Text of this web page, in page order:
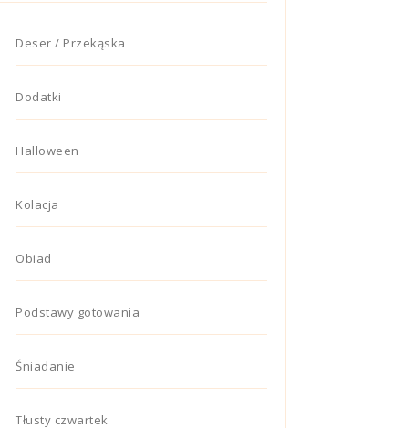
Deser / Przekąska
Dodatki
Halloween
Kolacja
Obiad
Podstawy gotowania
Śniadanie
Tłusty czwartek